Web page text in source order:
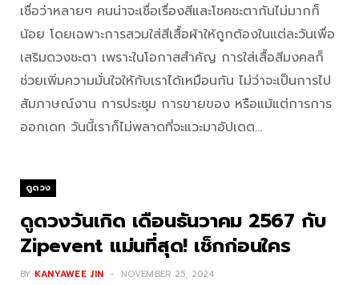
เชื่อว่าหลายๆ คนน่าจะเชื่อเรื่องสีและโชคชะตากันไม่มากก็
น้อย โดยเฉพาะการสวมใส่สีเสื้อผ้าให้ถูกต้องในแต่ละวันเพื่อ
เสริมดวงชะตา เพราะในโอกาสสำคัญ การใส่เสื้อสีมงคลก็
ช่วยเพิ่มความมั่นใจให้กับเราได้เหมือนกัน ไม่ว่าจะเป็นการไป
สัมภาษณ์งาน การประชุม การขายของ หรือแม้แต่การการ
ออกเดท วันนี้เราก็ไม่พลาดที่จะแวะมาอัปเดต…
ดูดวง
ดูดวงวันเกิด เดือนธันวาคม 2567 กับ
Zipevent แม่นที่สุด! เช็กก่อนใคร
BY KANYAWEE JIN NOVEMBER 25, 2024